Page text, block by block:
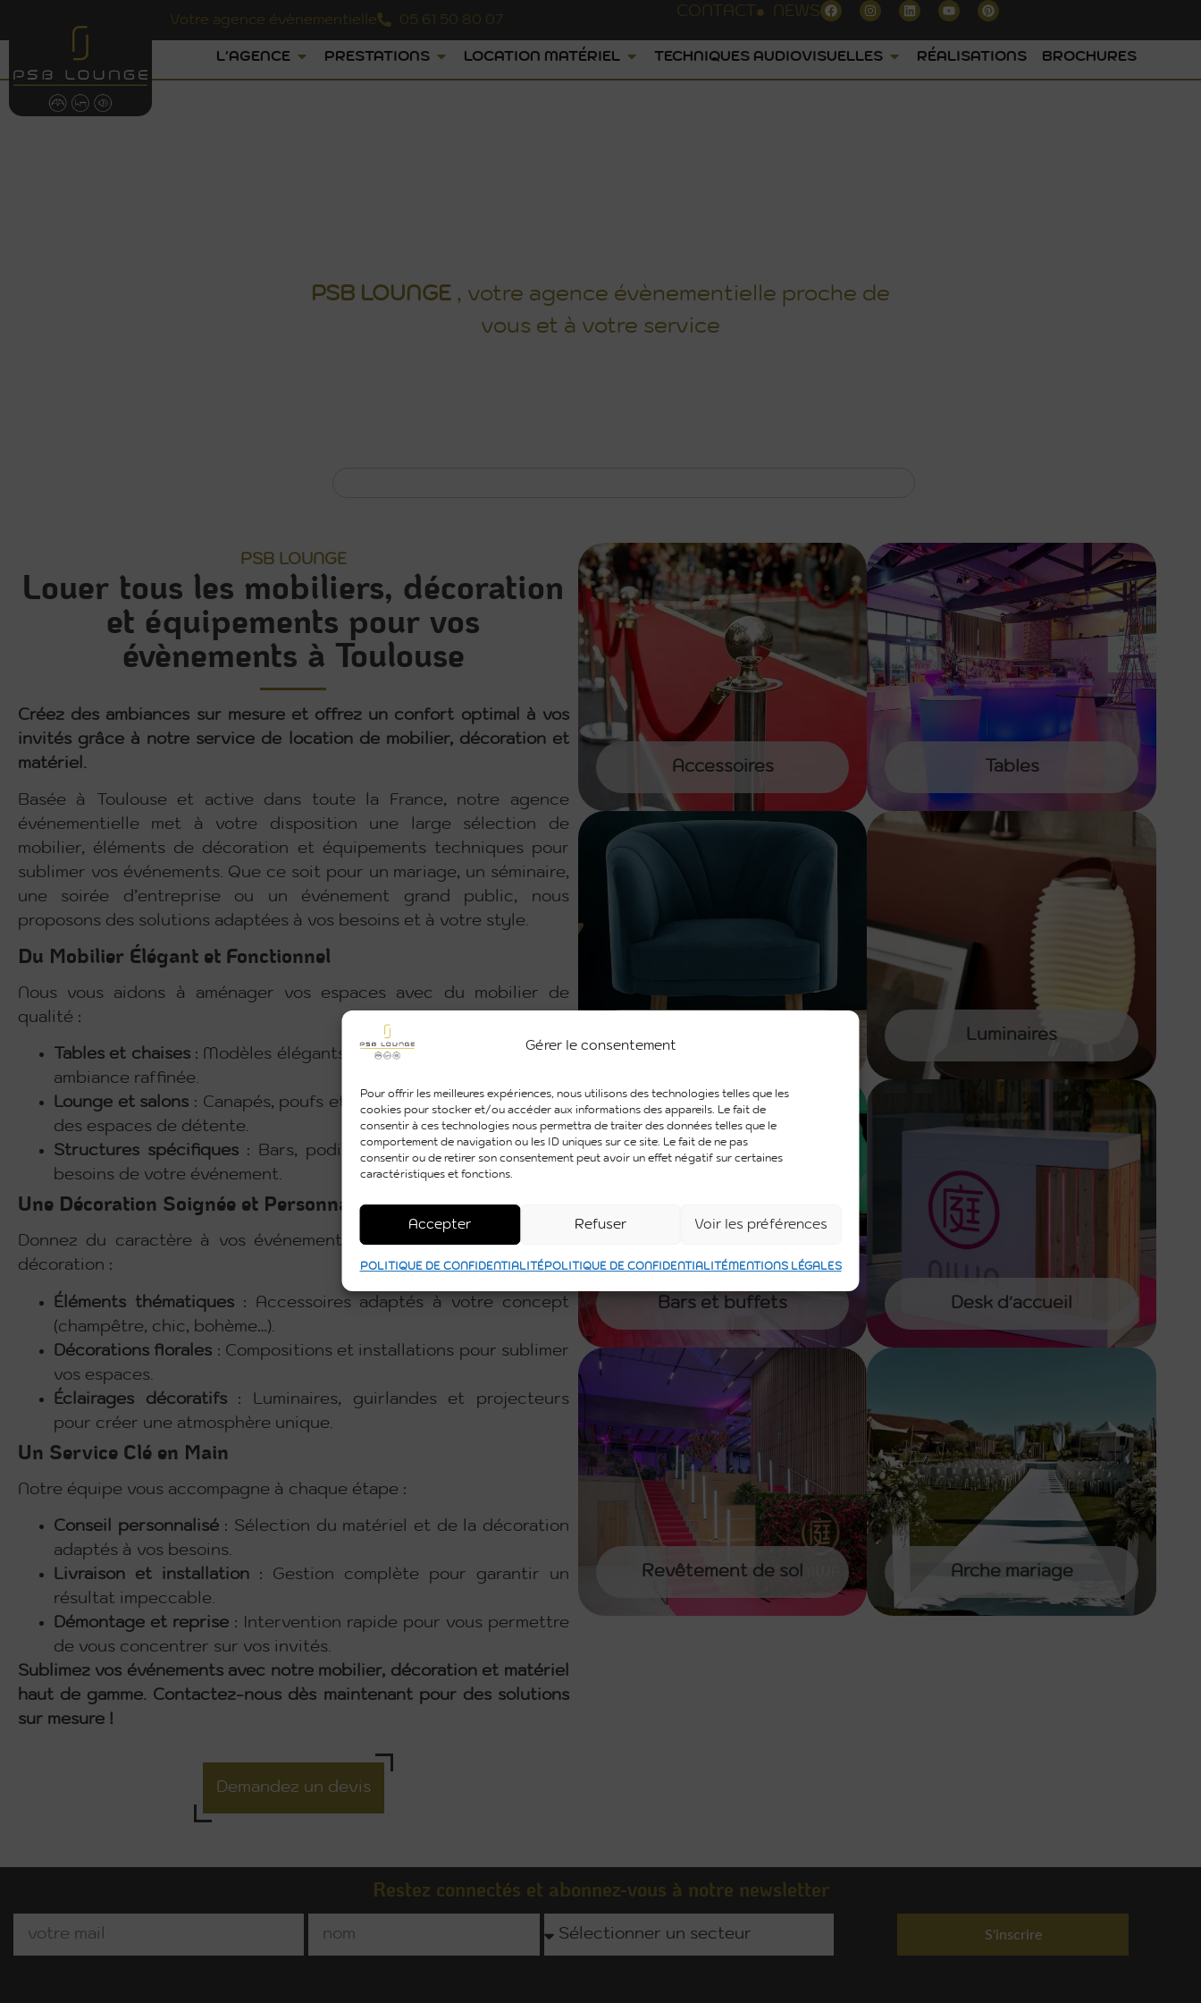
Gérer le consentement
Pour offrir les meilleures expériences, nous utilisons des technologies telles que les
cookies pour stocker et/ou accéder aux informations des appareils. Le fait de
consentir à ces technologies nous permettra de traiter des données telles que le
comportement de navigation ou les ID uniques sur ce site. Le fait de ne pas
consentir ou de retirer son consentement peut avoir un effet négatif sur certaines
caractéristiques et fonctions.
Accepter Refuser Voir les préférences
POLITIQUE DE CONFIDENTIALITÉPOLITIQUE DE CONFIDENTIALITÉMENTIONS LÉGALES
Votre agence évènementielle 05 61 50 80 07 CONTACT NEWS
L'AGENCE PRESTATIONS LOCATION MATÉRIEL TECHNIQUES AUDIOVISUELLES RÉALISATIONS BROCHURES
PSB LOUNGE , votre agence évènementielle proche de
vous et à votre service
PSB LOUNGE
Louer tous les mobiliers, décoration
et équipements pour vos
évènements à Toulouse
Créez des ambiances sur mesure et offrez un confort optimal à vos
invités grâce à notre service de location de mobilier, décoration et
matériel.
Basée à Toulouse et active dans toute la France, notre agence
événementielle met à votre disposition une large sélection de
mobilier, éléments de décoration et équipements techniques pour
sublimer vos événements. Que ce soit pour un mariage, un séminaire,
une soirée d’entreprise ou un événement grand public, nous
proposons des solutions adaptées à vos besoins et à votre style.
Du Mobilier Élégant et Fonctionnel
Nous vous aidons à aménager vos espaces avec du mobilier de
qualité :
Tables et chaises: Modèles élégants ou contemporains pour une
ambiance raffinée.
Lounge et salons : Canapés, poufs et fauteuils confortables pour
des espaces de détente.
Structures spécifiques : Bars, podiums ou stands adaptés aux
besoins de votre événement.
Une Décoration Soignée et Personnalisée
Donnez du caractère à vos événements grâce à notre gamme de
décoration :
Éléments thématiques: Accessoires adaptés à votre concept
(champêtre, chic, bohème…).
Décorations florales : Compositions et installations pour sublimer
vos espaces.
Éclairages décoratifs: Luminaires, guirlandes et projecteurs
pour créer une atmosphère unique.
Un Service Clé en Main
Notre équipe vous accompagne à chaque étape :
Conseil personnalisé: Sélection du matériel et de la décoration
adaptés à vos besoins.
Livraison et installation : Gestion complète pour garantir un
résultat impeccable.
Démontage et reprise : Intervention rapide pour vous permettre
de vous concentrer sur vos invités.
Sublimez vos événements avec notre mobilier, décoration et matériel
haut de gamme. Contactez-nous dès maintenant pour des solutions
sur mesure !
Demandez un devis
Accessoires Tables
Luminaires
Bars et buffets Desk d'accueil
Revêtement de sol Arche mariage
Restez connectés et abonnez-vous à notre newsletter
S'inscrire